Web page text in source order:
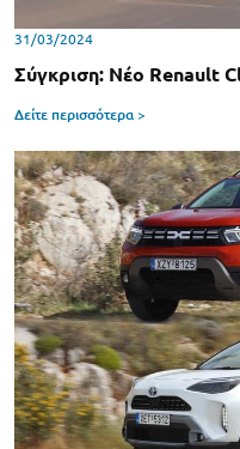
31/03/2024
Σύγκριση: Νέο Renault
Δείτε περισσότερα >